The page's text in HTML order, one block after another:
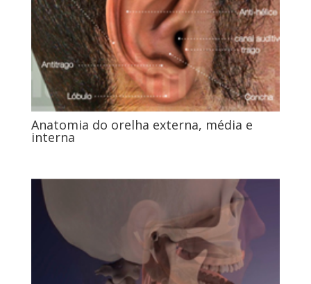
Anatomia do orelha externa, média e
interna